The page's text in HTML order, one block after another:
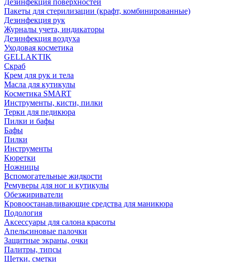
Дезинфекция поверхностей
Пакеты для стерилизации (крафт, комбинированные)
Дезинфекция рук
Журналы учета, индикаторы
Дезинфекция воздуха
Уходовая косметика
GELLAKTIK
Скраб
Крем для рук и тела
Масла для кутикулы
Косметика SMART
Инструменты, кисти, пилки
Терки для педикюра
Пилки и бафы
Бафы
Пилки
Инструменты
Кюретки
Ножницы
Вспомогательные жидкости
Ремуверы для ног и кутикулы
Обезжириватели
Кровоостанавливающие средства для маникюра
Подология
Аксессуары для салона красоты
Апельсиновые палочки
Защитные экраны, очки
Палитры, типсы
Щетки, сметки